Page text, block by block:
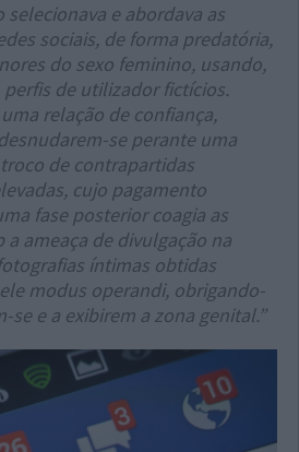
e abordava as
sociais, de forma predatória,
do sexo feminino, usando,
perfis de utilizador fictícios.
relação de confiança,
se perante uma
de contrapartidas
cujo pagamento
fase posterior coagia as
a ameaça de divulgação na
íntimas obtidas
modus operandi, obrigando-
se e a exibirem a zona genital.”